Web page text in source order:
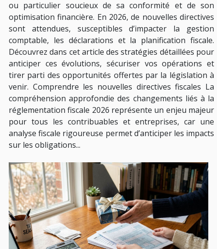
ou particulier soucieux de sa conformité et de son
optimisation financière. En 2026, de nouvelles directives
sont attendues, susceptibles d’impacter la gestion
comptable, les déclarations et la planification fiscale.
Découvrez dans cet article des stratégies détaillées pour
anticiper ces évolutions, sécuriser vos opérations et
tirer parti des opportunités offertes par la législation à
venir. Comprendre les nouvelles directives fiscales La
compréhension approfondie des changements liés à la
réglementation fiscale 2026 représente un enjeu majeur
pour tous les contribuables et entreprises, car une
analyse fiscale rigoureuse permet d’anticiper les impacts
sur les obligations...